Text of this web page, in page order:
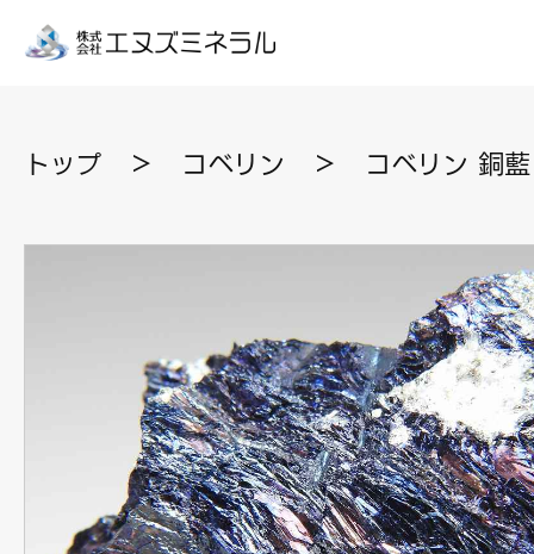
トップ ＞ コベリン ＞ コベリン 銅